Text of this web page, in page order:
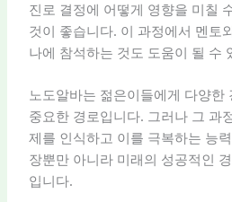
진로 결정에 어떻게 영향을 미칠
것이 좋습니다. 이 과정에서 멘토
나에 참석하는 것도 도움이 될 수
노도알바는 젊은이들에게 다양한
중요한 경로입니다. 그러나 그 과
제를 인식하고 이를 극복하는 능
장뿐만 아니라 미래의 성공적인
입니다.